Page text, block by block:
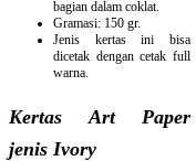
bagian dalam coklat.
Gramasi: 150 gr.
Jenis kertas ini bisa
dicetak dengan cetak full
warna.
Kertas Art Paper
jenis Ivory